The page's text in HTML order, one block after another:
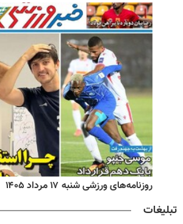
روزنامه‌های ورزشی شنبه ۱۷ مرداد ۱۴۰۵
تبلیغات